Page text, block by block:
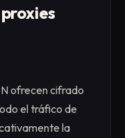
ofrecen cifrado
el tráfico de
la